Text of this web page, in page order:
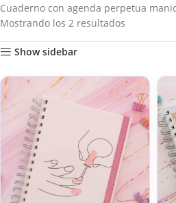
Cuaderno con agenda perpetua
Mostrando los 2 resultados
Show sidebar